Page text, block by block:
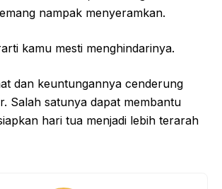
nampak menyeramkan.
kamu mesti menghindarinya.
dan keuntungannya cenderung
Salah satunya dapat membantu
hari tua menjadi lebih terarah